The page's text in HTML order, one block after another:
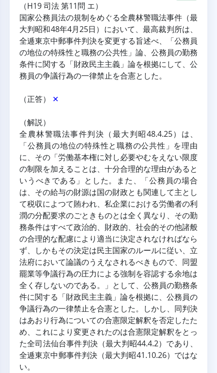
（H19 司法 第11問 エ）
国家公務員法の規制をめぐる全農林警職法事件（最
大判昭和48年4月25日）において、最高裁判所は、
全逓東京中郵事件判決を変更する旨述べ、「公務員
の地位の特殊性と職務の公共性」論、公務員の勤務
条件に関する「財政民主主義」論を根拠にして、公
務員の争議行為の一律禁止を合憲とした。
（正答） ✕
（解説）
全農林警職法事件判決（最大判昭48.4.25）は、
「公務員の地位の特殊性と職務の公共性」を理由
に、その「労働基本権に対し必要やむをえない限度
の制限を加えることは、十分合理的な理由があると
いうべきである」とした。また、「公務員の場合
は、その給与の財源は国の財政とも関連して主とし
て税収によつて賄われ、私企業における労働者の利
潤の分配要求のごときものとは全く異なり、その勤
務条件はすべて政治的、財政的、社会的その他諸般
の合理的な配慮により適当に決定されなければなら
ず、しかもその決定は民主国家のルールに従い、立
法府において論議のうえなされるべきもので、同盟
罷業等争議行為の圧力による強制を容認する余地は
全く存しないのである。」として、公務員の勤務条
件に関する「財政民主主義」論を根拠に、公務員の
争議行為の一律禁止を合憲とした。しかし、同判決
はあおり行為についての合憲限定解釈を否定したた
め、これにより変更されたのは合憲限定解釈をとっ
た全司法仙台事件判決（最大判昭44.4.2）であり、
全逓東京中郵事件判決（最大判昭41.10.26）ではな
い。